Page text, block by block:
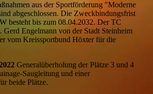
aus der Sportförderung "Moderne
abgeschlossen. Die Zweckbindungsfrist
besteht bis zum 08.04.2032. Der TC
Gerd Engelmann von der Stadt Steinheim
vom Kreissportbund Höxter für die
Generalüberholung der Plätze 3 und 4
Saugleitung und einer
beide Plätze.